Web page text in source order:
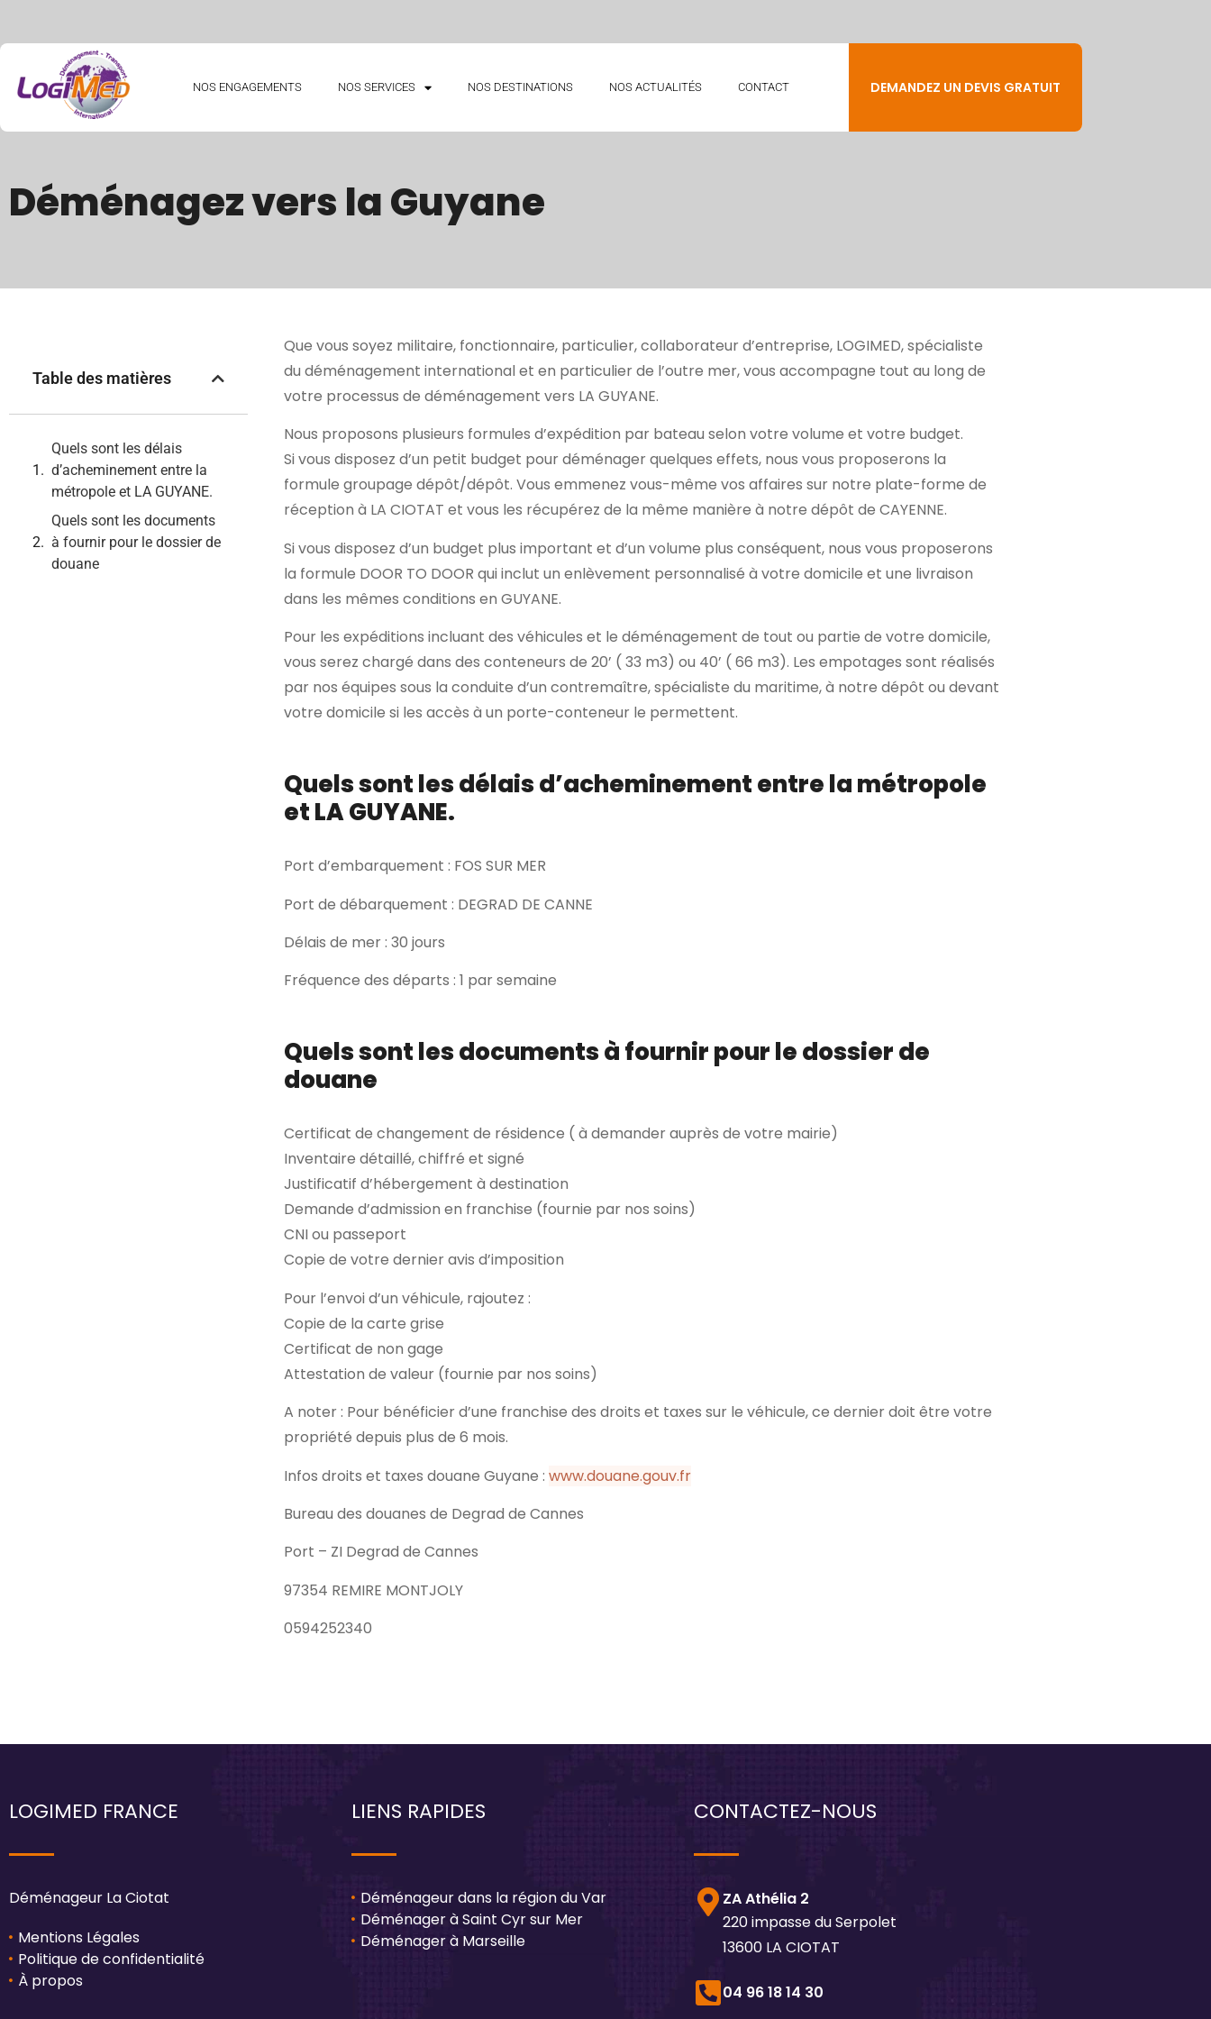
NOS ENGAGEMENTS NOS SERVICES NOS DESTINATIONS NOS ACTUALITÉS CONTACT DEMANDEZ UN DEVIS GRATUIT
Déménagez vers la Guyane
Table des matières
Quels sont les délais
d’acheminement entre la
métropole et LA GUYANE.
Quels sont les documents
à fournir pour le dossier de
douane
Que vous soyez militaire, fonctionnaire, particulier, collaborateur d’entreprise, LOGIMED, spécialiste
du déménagement international et en particulier de l’outre mer, vous accompagne tout au long de
votre processus de déménagement vers LA GUYANE.
Nous proposons plusieurs formules d’expédition par bateau selon votre volume et votre budget.
Si vous disposez d’un petit budget pour déménager quelques effets, nous vous proposerons la
formule groupage dépôt/dépôt. Vous emmenez vous-même vos affaires sur notre plate-forme de
réception à LA CIOTAT et vous les récupérez de la même manière à notre dépôt de CAYENNE.
Si vous disposez d’un budget plus important et d’un volume plus conséquent, nous vous proposerons
la formule DOOR TO DOOR qui inclut un enlèvement personnalisé à votre domicile et une livraison
dans les mêmes conditions en GUYANE.
Pour les expéditions incluant des véhicules et le déménagement de tout ou partie de votre domicile,
vous serez chargé dans des conteneurs de 20’ ( 33 m3) ou 40’ ( 66 m3). Les empotages sont réalisés
par nos équipes sous la conduite d’un contremaître, spécialiste du maritime, à notre dépôt ou devant
votre domicile si les accès à un porte-conteneur le permettent.
Quels sont les délais d’acheminement entre la métropole
et LA GUYANE.
Port d’embarquement : FOS SUR MER
Port de débarquement : DEGRAD DE CANNE
Délais de mer : 30 jours
Fréquence des départs : 1 par semaine
Quels sont les documents à fournir pour le dossier de
douane
Certificat de changement de résidence ( à demander auprès de votre mairie)
Inventaire détaillé, chiffré et signé
Justificatif d’hébergement à destination
Demande d’admission en franchise (fournie par nos soins)
CNI ou passeport
Copie de votre dernier avis d’imposition
Pour l’envoi d’un véhicule, rajoutez :
Copie de la carte grise
Certificat de non gage
Attestation de valeur (fournie par nos soins)
A noter : Pour bénéficier d’une franchise des droits et taxes sur le véhicule, ce dernier doit être votre
propriété depuis plus de 6 mois.
Infos droits et taxes douane Guyane : www.douane.gouv.fr
Bureau des douanes de Degrad de Cannes
Port – ZI Degrad de Cannes
97354 REMIRE MONTJOLY
0594252340
LOGIMED FRANCE
Déménageur La Ciotat
Mentions Légales
Politique de confidentialité
À propos
LIENS RAPIDES
Déménageur dans la région du Var
Déménager à Saint Cyr sur Mer
Déménager à Marseille
CONTACTEZ-NOUS
ZA Athélia 2
220 impasse du Serpolet
13600 LA CIOTAT
04 96 18 14 30